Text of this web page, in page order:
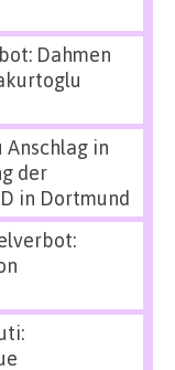
Dahmen
Anschlag in
der
in Dortmund